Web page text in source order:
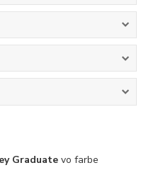
Graduate vo farbe